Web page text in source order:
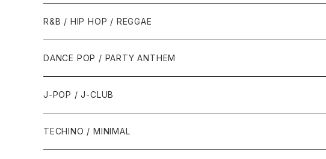
1991年
2000年
2001年
2010年代
2010年
2011年
1995年
2000年
2001年
1986年・以前
1987年
1990年代
1990年
1991年
2000年代
1990年代
1990年
1991年
2000年代
2000年
2001年
R&B / HIP HOP / REGGAE
1980年代
1985年・以前
1986年
1990年代
1990年
2000年代
DANCE POP / PARTY ANTHEM
1980年代
1988年・以前
1990年代
J-POP / J-CLUB
1980年代
TECHINO / MINIMAL